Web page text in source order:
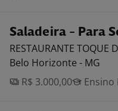
Saladeira - Para
RESTAURANTE TOQUE
Belo Horizonte - MG
R$ 3.000,00
Ensino